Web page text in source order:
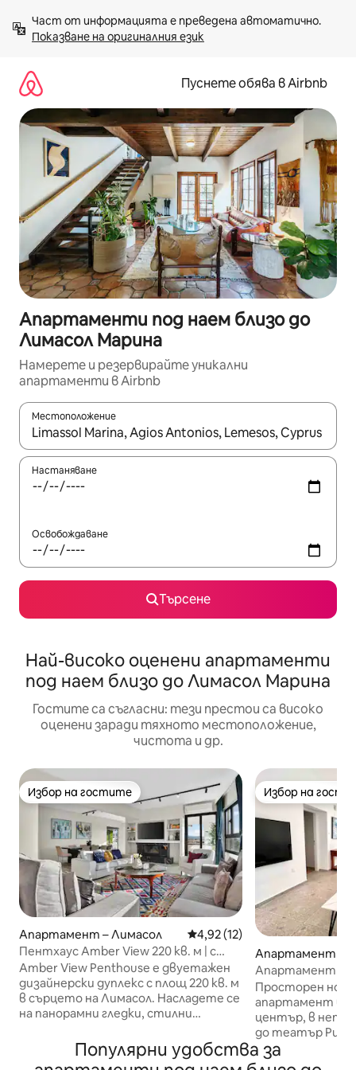
към
съдържанието
Показване на оригиналния език
Пуснете обява в Airbnb
Апартаменти под наем близо до
Лимасол Марина
Намерете и резервирайте уникални
апартаменти в Airbnb
Местоположение
Когато резултатите се покажат, използвайте
Настаняване
Освобождаване
Търсене
Най-високо оценени апартаменти
под наем близо до Лимасол Марина
Гостите са съгласни: тези престои са високо
оценени заради тяхното местоположение,
чистота и др.
Избор на гостите
Избор на гостите
Апартамент – Лимасол Средна оценка: 4,92 от 5,
4,92 (12)
Пентхаус Amber View 220 кв. м | с
изглед към центъра
Amber View Penthouse е двуетажен
дизайнерски дуплекс с площ 220 кв. м
в сърцето на Лимасол. Насладете се
на панорамни гледки, стилни
на кехлибар и напълно оборудвана
Избор на
Избор на
Апартамент –
Апартамент с 2
историческия
Просторен нов
апартамент в
център, в
до театър
пеша от
минути от
Популярни удобства за